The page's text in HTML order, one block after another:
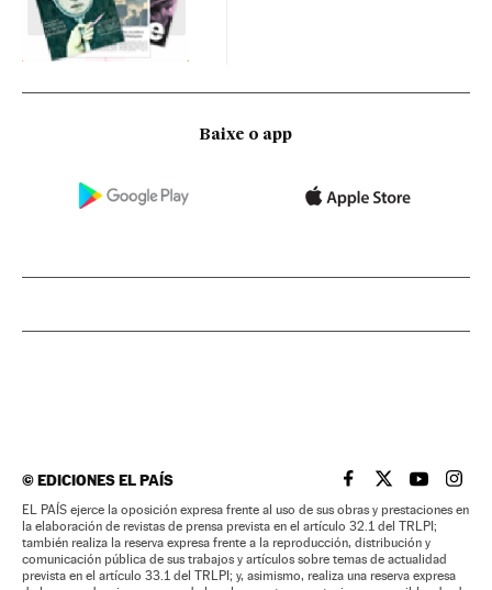
Baixe o app
©EDICIONES EL PAÍS EL PAÍS BRASIL EN
EL PAÍSEL PAÍS
EL
EL PAÍS ejerce la oposición expresa frente al uso de sus obras y prestaciones en
la elaboración de revistas de prensa prevista en el artículo 32.1 del TRLPI;
también realiza la reserva expresa frente a la reproducción, distribución y
comunicación pública de sus trabajos y artículos sobre temas de actualidad
prevista en el artículo 33.1 del TRLPI; y, asimismo, realiza una reserva expresa